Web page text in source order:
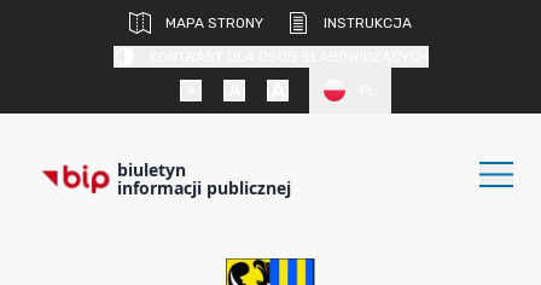
MAPA STRONY
INSTRUKCJA
biuletyn
informacji publicznej